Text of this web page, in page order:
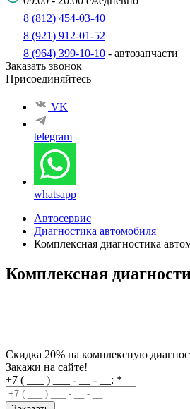
8 (812) 454-03-40
8 (921) 912-01-52
8 (964) 399-10-10 - автозапчасти
Заказать звонок
Присоединяйтесь
VK
telegram
whatsapp
Автосервис
Диагностика автомобиля
Комплексная диагностика
Комплексная
Скидка 20% на комплексную
Закажи на сайте!
+7 ( ___ ) ___ - __ - __: *